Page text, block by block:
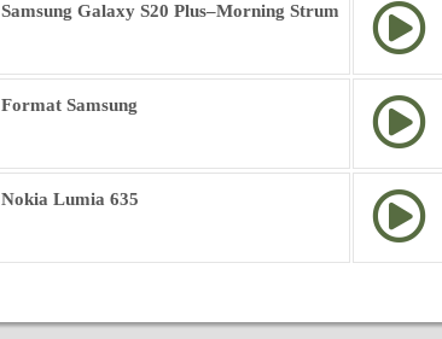
Samsung Galaxy S20 Plus–Morning Strum
Format Samsung
Nokia Lumia 635